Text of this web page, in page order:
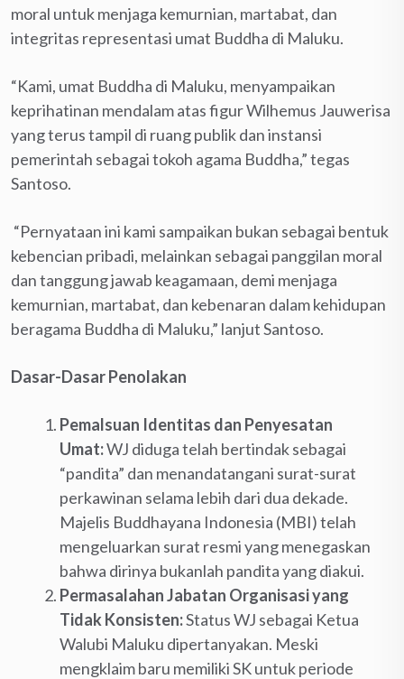
moral untuk menjaga kemurnian, martabat, dan
integritas representasi umat Buddha di Maluku.
“Kami, umat Buddha di Maluku, menyampaikan
keprihatinan mendalam atas figur Wilhemus Jauwerisa
yang terus tampil di ruang publik dan instansi
pemerintah sebagai tokoh agama Buddha,” tegas
Santoso.
“Pernyataan ini kami sampaikan bukan sebagai bentuk
kebencian pribadi, melainkan sebagai panggilan moral
dan tanggung jawab keagamaan, demi menjaga
kemurnian, martabat, dan kebenaran dalam kehidupan
beragama Buddha di Maluku,” lanjut Santoso.
Dasar-Dasar Penolakan
Pemalsuan Identitas dan Penyesatan
Umat:WJ diduga telah bertindak sebagai
“pandita” dan menandatangani surat-surat
perkawinan selama lebih dari dua dekade.
Majelis Buddhayana Indonesia (MBI) telah
mengeluarkan surat resmi yang menegaskan
bahwa dirinya bukanlah pandita yang diakui.
Permasalahan Jabatan Organisasi yang
Tidak Konsisten:Status WJ sebagai Ketua
Walubi Maluku dipertanyakan. Meski
mengklaim baru memiliki SK untuk periode